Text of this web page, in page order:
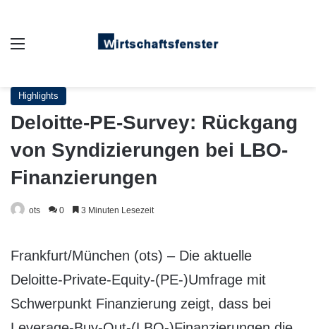
Highlights
Deloitte-PE-Survey: Rückgang
von Syndizierungen bei LBO-
Finanzierungen
ots 0 3 Minuten Lesezeit
Frankfurt/München (ots) – Die aktuelle
Deloitte-Private-Equity-(PE-)Umfrage mit
Schwerpunkt Finanzierung zeigt, dass bei